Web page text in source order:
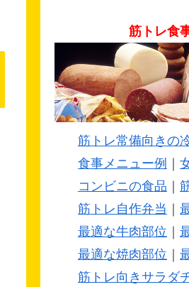
筋トレ食
筋トレ常備向きの
食事メニュー例
コンビニの食品
筋トレ自作弁当
最適な牛肉部位
最適な焼肉部位
筋トレ向きサラダ